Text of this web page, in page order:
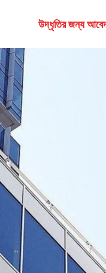
উদ্ধৃতির জন্য